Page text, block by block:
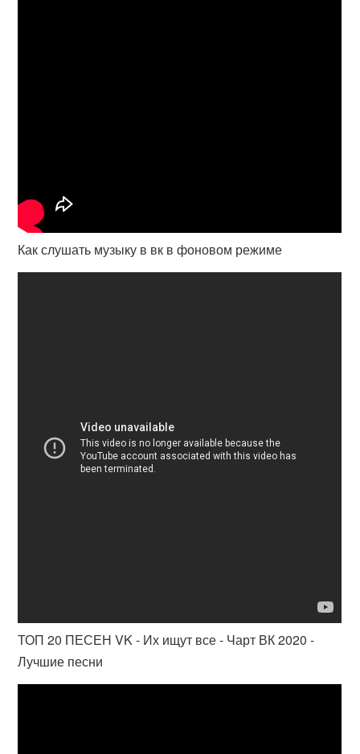
Как слушать музыку в вк в фоновом режиме
ТОП 20 ПЕСЕН VK - Их ищут все - Чарт ВК 2020 -
Лучшие песни